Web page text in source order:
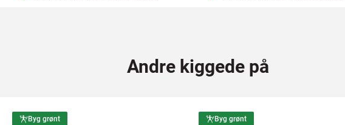
Andre kiggede på
Byg grønt Byg grønt